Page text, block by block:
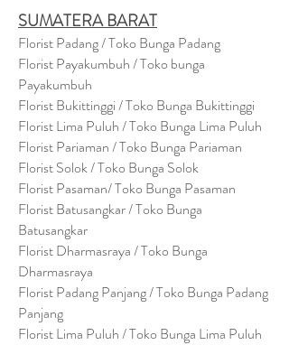
SUMATERA BARAT
Florist Padang / Toko Bunga Padang
Florist Payakumbuh / Toko bunga
Payakumbuh
Florist Bukittinggi / Toko Bunga Bukittinggi
Florist Lima Puluh / Toko Bunga Lima Puluh
Florist Pariaman / Toko Bunga Pariaman
Florist Solok / Toko Bunga Solok
Florist Pasaman/ Toko Bunga Pasaman
Florist Batusangkar / Toko Bunga
Batusangkar
Florist Dharmasraya / Toko Bunga
Dharmasraya
Florist Padang Panjang / Toko Bunga Padang
Panjang
Florist Lima Puluh / Toko Bunga Lima Puluh